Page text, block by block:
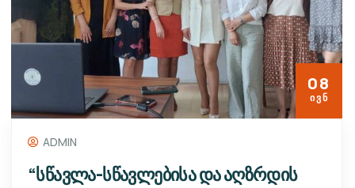
08
ᲘᲕᲜ
ADMIN
“სწავლა-სწავლებისა და აღზრდის